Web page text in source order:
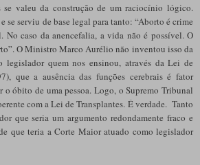
valeu da construção de um raciocínio lógico.
se serviu de base legal para tanto: “Aborto é crime
No caso da anencefalia, a vida não é possível. O
O Ministro Marco Aurélio não inventou isso da
legislador quem nos ensinou, através da Lei de
que a ausência das funções cerebrais é fator
o óbito de uma pessoa. Logo, o Supremo Tribunal
com a Lei de Transplantes. É verdade. Tanto
que seria um argumento redondamente fraco e
que teria a Corte Maior atuado como legislador